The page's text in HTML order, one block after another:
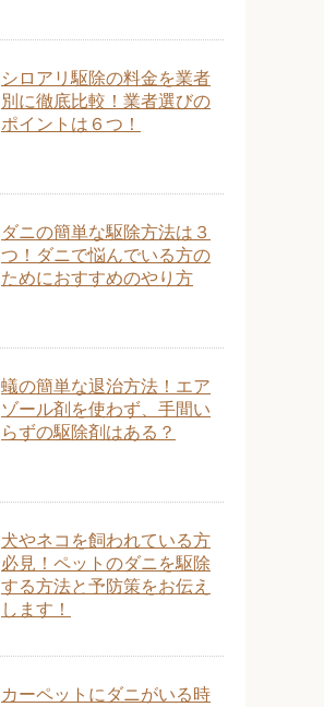
シロアリ駆除の料金を業者
別に徹底比較！業者選びの
ポイントは６つ！
ダニの簡単な駆除方法は３
つ！ダニで悩んでいる方の
ためにおすすめのやり方
蟻の簡単な退治方法！エア
ゾール剤を使わず、手間い
らずの駆除剤はある？
犬やネコを飼われている方
必見！ペットのダニを駆除
する方法と予防策をお伝え
します！
カーペットにダニがいる時